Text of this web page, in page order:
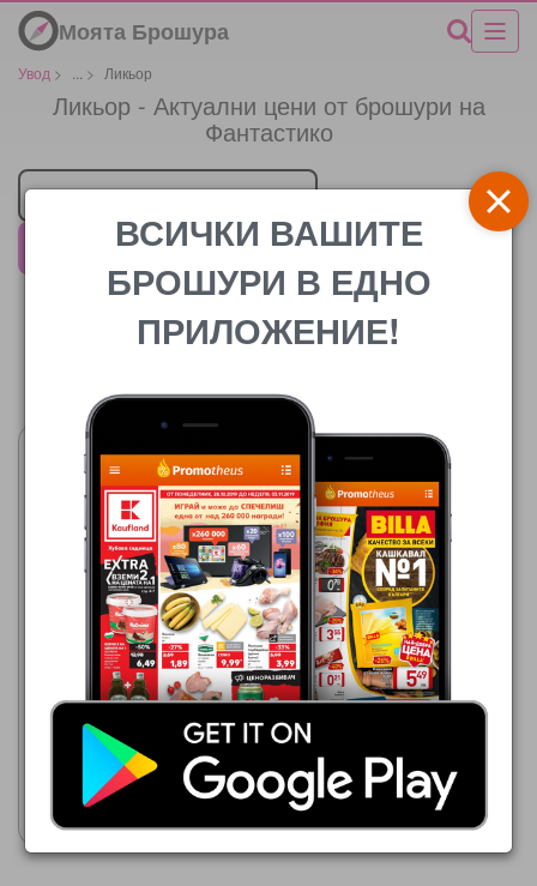
Моята Брошура
Увод > > Ликьор
Ликьор - Актуални цени от брошури на
Фантастико
Търговец
Фантастико
Фантастико
06.08.2026 - 12.08.2026
7,59 €
Узо МПАМПАТЗИМ
Покажи брошурата
ВСИЧКИ ВАШИТЕ
БРОШУРИ В ЕДНО
ПРИЛОЖЕНИЕ!